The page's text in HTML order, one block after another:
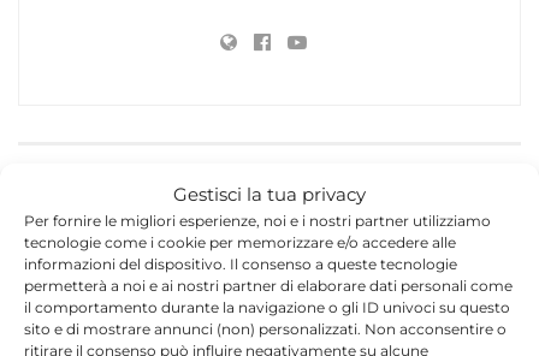
Gestisci la tua privacy
Per fornire le migliori esperienze, noi e i nostri partner utilizziamo
tecnologie come i cookie per memorizzare e/o accedere alle
informazioni del dispositivo. Il consenso a queste tecnologie
permetterà a noi e ai nostri partner di elaborare dati personali come
il comportamento durante la navigazione o gli ID univoci su questo
sito e di mostrare annunci (non) personalizzati. Non acconsentire o
ritirare il consenso può influire negativamente su alcune
Lascia un commento
Il tuo indirizzo email non sarà pubblicato.
I campi
obbligatori sono contrassegnati*
Commento*